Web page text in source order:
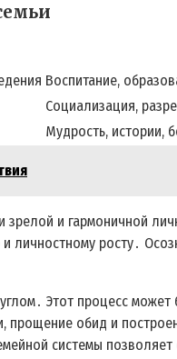
Воспитание,
Социализация,
Мудрость, истории,
и гармоничной
росту․
Этот процесс
прощение обид и
системы